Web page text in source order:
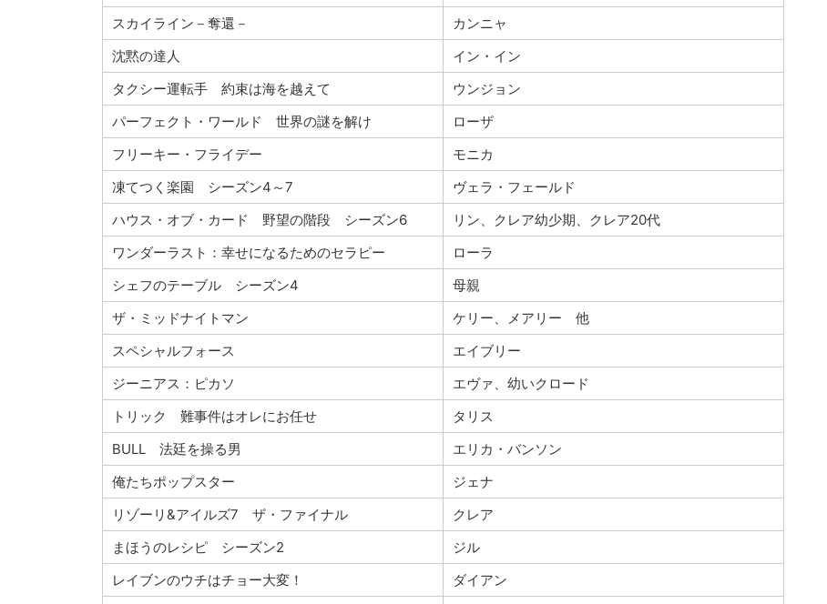
スカイライン－奪還－
カンニャ
沈黙の達人
イン・イン
タクシー運転手 約束は海を越えて
ウンジョン
パーフェクト・ワールド 世界の謎を解け
ローザ
フリーキー・フライデー
モニカ
凍てつく楽園 シーズン4～7
ヴェラ・フェールド
ハウス・オブ・カード 野望の階段 シーズン6
リン、クレア幼少期、クレア20代
ワンダーラスト：幸せになるためのセラピー
ローラ
シェフのテーブル シーズン4
母親
ザ・ミッドナイトマン
ケリー、メアリー 他
スペシャルフォース
エイブリー
ジーニアス：ピカソ
エヴァ、幼いクロード
トリック 難事件はオレにお任せ
タリス
BULL 法廷を操る男
エリカ・バンソン
俺たちポップスター
ジェナ
リゾーリ&アイルズ7 ザ・ファイナル
クレア
まほうのレシピ シーズン2
ジル
レイブンのウチはチョー大変！
ダイアン